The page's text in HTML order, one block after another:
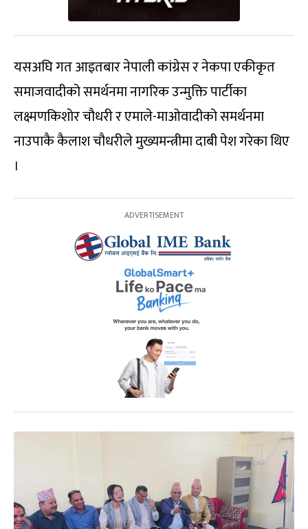
यसअघि गत आइतबार नेपाली का‌ंग्रेस र नेकपा एकीकृत
समाजवादीको समर्थनमा नागरिक उन्मुक्ति पार्टीका
लक्ष्मणकिशोर चौधरी र एमाले-माओवादीको समर्थनमा
नाउपाकै कैलाश चौधरीले मुख्यमन्त्रीमा दाबी पेश गरेका थिए
।